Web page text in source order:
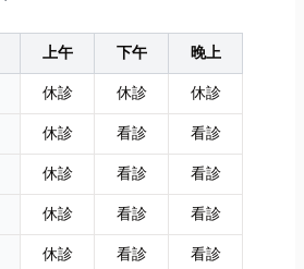
上午 下午
晚上
休診 休診
休診
休診 看診
看診
休診 看診
看診
休診 看診
看診
休診 看診
看診